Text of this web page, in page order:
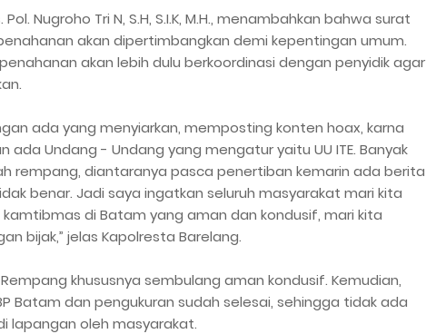
Nugroho Tri N, S.H, S.I.K, M.H., menambahkan bahwa surat
akan dipertimbangkan demi kepentingan umum.
akan lebih dulu berkoordinasi dengan penyidik agar
ada yang menyiarkan, memposting konten hoax, karna
ada Undang - Undang yang mengatur yaitu UU ITE. Banyak
rempang, diantaranya pasca penertiban kemarin ada berita
benar. Jadi saya ingatkan seluruh masyarakat mari kita
di Batam yang aman dan kondusif, mari kita
bijak,” jelas Kapolresta Barelang.
khususnya sembulang aman kondusif. Kemudian,
Batam dan pengukuran sudah selesai, sehingga tidak ada
lapangan oleh masyarakat.